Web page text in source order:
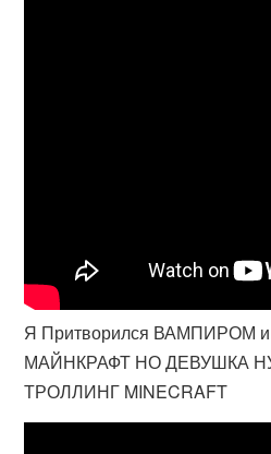
Я Притворился ВАМПИРОМ
МАЙНКРАФТ НО ДЕВУШКА
ТРОЛЛИНГ MINECRAFT